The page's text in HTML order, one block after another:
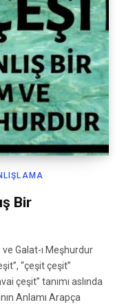
Bir
ve Galat-ı Meşhurdur
“çeşit çeşit”
çeşit” tanımı aslında
Anlamı Arapça